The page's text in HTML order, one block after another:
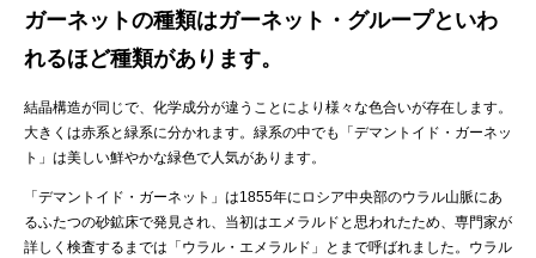
ガーネットの種類はガーネット・グループといわ
れるほど種類があります。
結晶構造が同じで、化学成分が違うことにより様々な色合いが存在します。
大きくは赤系と緑系に分かれます。緑系の中でも「デマントイド・ガーネッ
ト」は美しい鮮やかな緑色で人気があります。
「デマントイド・ガーネット」は1855年にロシア中央部のウラル山脈にあ
るふたつの砂鉱床で発見され、当初はエメラルドと思われたため、専門家が
詳しく検査するまでは「ウラル・エメラルド」とまで呼ばれました。ウラル